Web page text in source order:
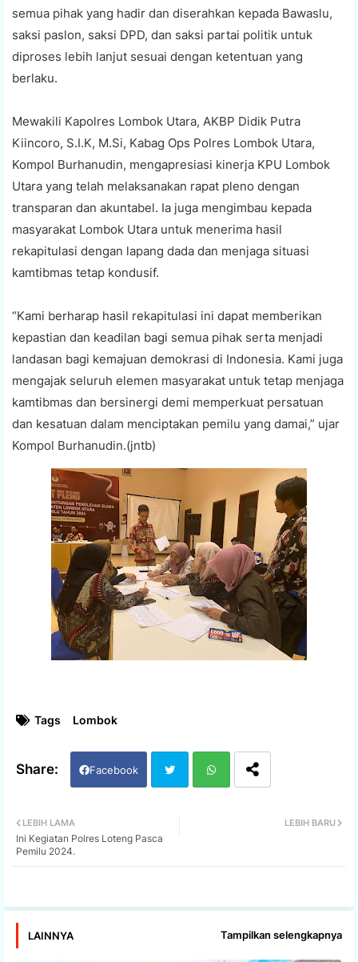
semua pihak yang hadir dan diserahkan kepada Bawaslu,
saksi paslon, saksi DPD, dan saksi partai politik untuk
diproses lebih lanjut sesuai dengan ketentuan yang
berlaku.
Mewakili Kapolres Lombok Utara, AKBP Didik Putra
Kiincoro, S.I.K, M.Si, Kabag Ops Polres Lombok Utara,
Kompol Burhanudin, mengapresiasi kinerja KPU Lombok
Utara yang telah melaksanakan rapat pleno dengan
transparan dan akuntabel. Ia juga mengimbau kepada
masyarakat Lombok Utara untuk menerima hasil
rekapitulasi dengan lapang dada dan menjaga situasi
kamtibmas tetap kondusif.
“Kami berharap hasil rekapitulasi ini dapat memberikan
kepastian dan keadilan bagi semua pihak serta menjadi
landasan bagi kemajuan demokrasi di Indonesia. Kami juga
mengajak seluruh elemen masyarakat untuk tetap menjaga
kamtibmas dan bersinergi demi memperkuat persatuan
dan kesatuan dalam menciptakan pemilu yang damai,” ujar
Kompol Burhanudin.(jntb)
Tags Lombok
Facebook
tter
LEBIH BARU
LEBIH LAMA
Ini Kegiatan Polres Loteng Pasca
Pemilu 2024.
LAINNYA Tampilkan selengkapnya